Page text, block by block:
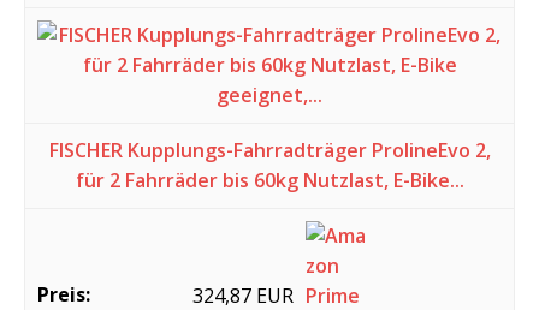
FISCHER Kupplungs-Fahrradträger ProlineEvo 2,
für 2 Fahrräder bis 60kg Nutzlast, E-Bike...
324,87 EUR